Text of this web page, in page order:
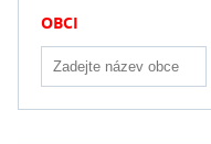
OBCI